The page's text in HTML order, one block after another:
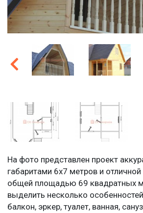
На фото представлен проект
габаритами 6х7 метров и
общей площадью 69 квадратных
выделить несколько
балкон, эркер, туалет, ванная,